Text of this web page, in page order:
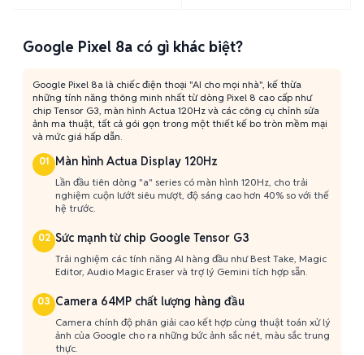
Google Pixel 8a có gì khác biệt?
Google Pixel 8a là chiếc điện thoại "AI cho mọi nhà", kế thừa
những tính năng thông minh nhất từ dòng Pixel 8 cao cấp như
chip Tensor G3, màn hình Actua 120Hz và các công cụ chỉnh sửa
ảnh ma thuật, tất cả gói gọn trong một thiết kế bo tròn mềm mại
và mức giá hấp dẫn.
01 Màn hình Actua Display 120Hz
Lần đầu tiên dòng "a" series có màn hình 120Hz, cho trải
nghiệm cuộn lướt siêu mượt, độ sáng cao hơn 40% so với thế
hệ trước.
02 Sức mạnh từ chip Google Tensor G3
Trải nghiệm các tính năng AI hàng đầu như Best Take, Magic
Editor, Audio Magic Eraser và trợ lý Gemini tích hợp sẵn.
03 Camera 64MP chất lượng hàng đầu
Camera chính độ phân giải cao kết hợp cùng thuật toán xử lý
ảnh của Google cho ra những bức ảnh sắc nét, màu sắc trung
thực.